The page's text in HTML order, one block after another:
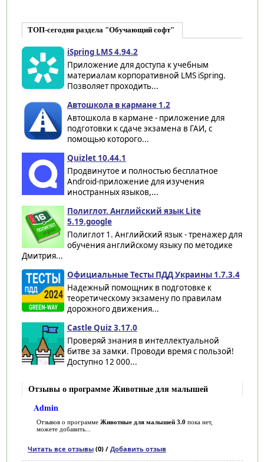
ТОП-сегодня раздела "Обучающий софт"
iSpring LMS 4.94.2
Приложение для доступа к учебным
материалам корпоративной LMS iSpring.
Позволяет проходить...
Автошкола в кармане 1.2
Автошкола в кармане - приложение для
подготовки к сдаче экзамена в ГАИ, с
помощью которого...
Quizlet 10.44.1
Продвинутое и полностью бесплатное
Android-приложение для изучения
иностранных языков,...
Полиглот. Английский язык Lite
5.19.google
Полиглот 1. Английский язык - тренажер для
обучения английскому языку по методике
Дмитрия...
Официальные Тесты ПДД Украины 1.7.3.4
Надежный помощник в подготовке к
теоретическому экзамену по правилам
дорожного движения...
Castle Quiz 3.17.0
Проверяй знания в интеллектуальной
битве за замки. Проводи время с пользой!
Доступно 12 000...
Отзывы о программе Животные для малышей
Admin
Отзывов о программе Животные для малышей 3.0 пока нет,
можете добавить...
Читать все отзывы(0) / Добавить отзыв